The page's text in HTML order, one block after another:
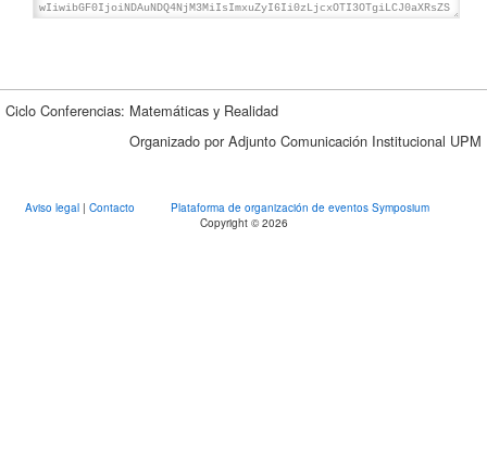
Ciclo Conferencias: Matemáticas y Realidad
Organizado por Adjunto Comunicación Institucional UPM
Aviso legal | Contacto
Plataforma de organización de eventos Symposium
Copyright © 2026